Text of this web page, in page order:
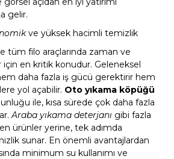
gelir.
ve yüksek hacimli temizlik
tüm filo araçlarında zaman ve
en kritik konudur. Geleneksel
daha fazla iş gücü gerektirir hem
yol açabilir. Oto yıkama köpüğü
ile, kısa sürede çok daha fazla
Araba yıkama deterjanı gibi fazla
ürünler yerine, tek adımda
sunar. En önemli avantajlardan
minimum su kullanımı ve